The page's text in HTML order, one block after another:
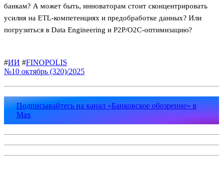
банкам? А может быть, инноваторам стоит сконцентрировать
усилия на ETL-компетенциях и предобработке данных? Или
погрузиться в Data Engineering и P2P/O2C-оптимизацию?
#ИИ #FINOPOLIS
№10 октябрь (320)/2025
Подписывайтесь на канал «Банковское обозрение» в
Max